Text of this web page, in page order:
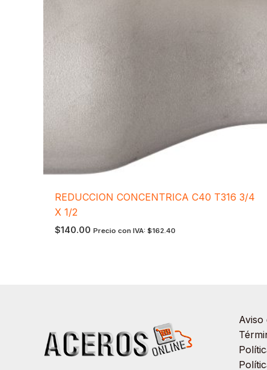
REDUCCION CONCENTRICA C40 T316 3/4
X 1/2
$140.00 Precio con IVA:$162.40
Aviso